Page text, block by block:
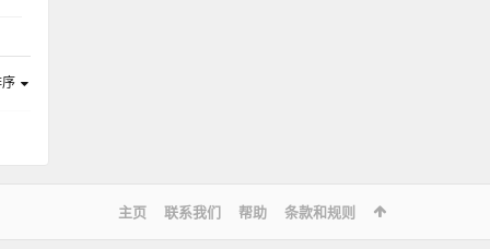
主页 联系我们 帮助 条款和规则